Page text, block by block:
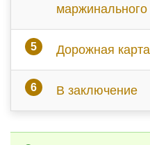
Дорожная карта
В заключение